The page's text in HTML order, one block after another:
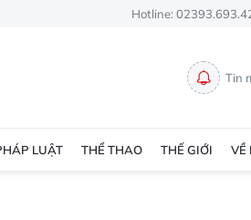
Hotline:
Tin
LUẬT THỂ THAO THẾ GIỚI VỀ